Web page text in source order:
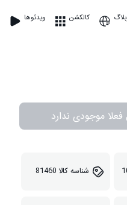
ویدئوها کالکشن
موجودی ندارد
شناسه کالا 81460